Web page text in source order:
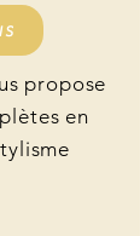
propose
en